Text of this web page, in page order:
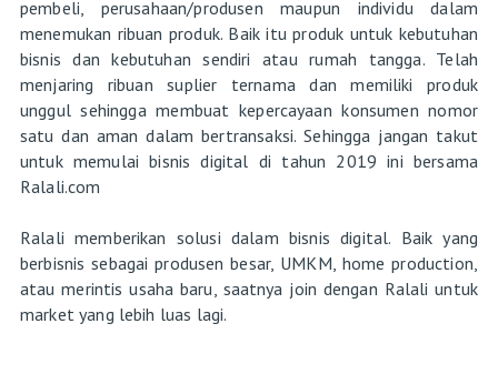
pembeli, perusahaan/produsen maupun individu dalam
menemukan ribuan produk. Baik itu produk untuk kebutuhan
bisnis dan kebutuhan sendiri atau rumah tangga. Telah
menjaring ribuan suplier ternama dan memiliki produk
unggul sehingga membuat kepercayaan konsumen nomor
satu dan aman dalam bertransaksi. Sehingga jangan takut
untuk memulai bisnis digital di tahun 2019 ini bersama
Ralali.com
Ralali memberikan solusi dalam bisnis digital. Baik yang
berbisnis sebagai produsen besar, UMKM, home production,
atau merintis usaha baru, saatnya join dengan Ralali untuk
market yang lebih luas lagi.